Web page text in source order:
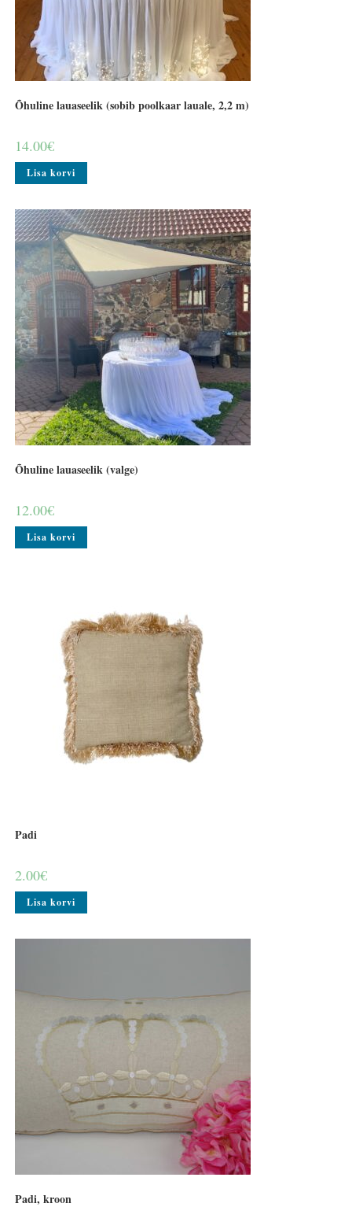
Õhuline lauaseelik (sobib poolkaar lauale, 2,2 m)
14.00€
Lisa korvi
Õhuline lauaseelik (valge)
12.00€
Lisa korvi
Padi
2.00€
Lisa korvi
Padi, kroon